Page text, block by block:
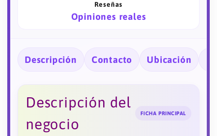
Reseñas
Opiniones reales
Descripción Contacto Ubicación
Descripción del
negocio
FICHA PRINCIPAL